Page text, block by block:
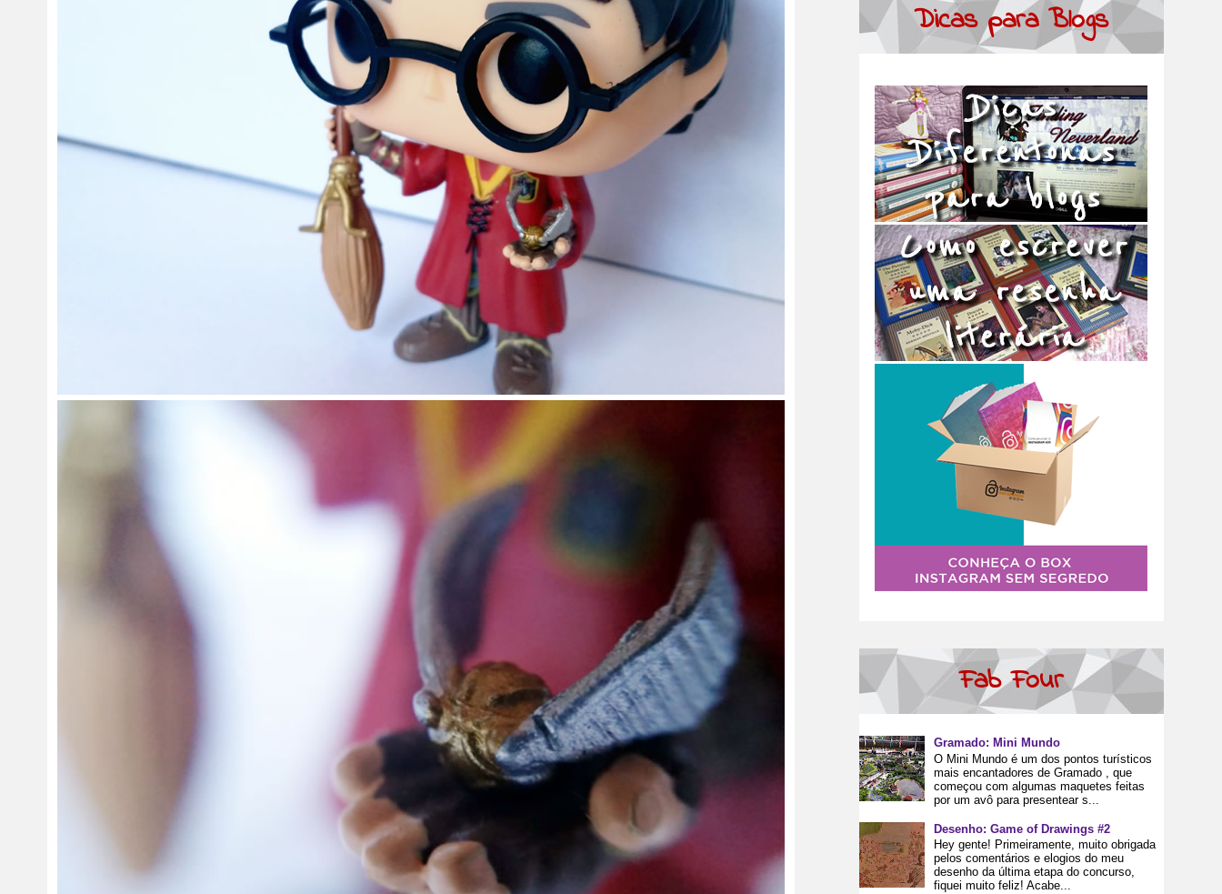
Dicas para Blogs
Fab Four
Gramado: Mini Mundo
O Mini Mundo é um dos pontos turísticos
mais encantadores de Gramado , que
começou com algumas maquetes feitas
por um avô para presentear s...
Desenho: Game of Drawings #2
Hey gente! Primeiramente, muito obrigada
pelos comentários e elogios do meu
desenho da última etapa do concurso,
fiquei muito feliz! Acabe...